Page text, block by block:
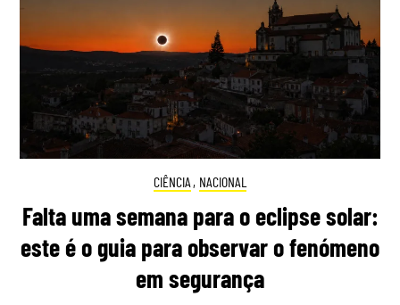
CIÊNCIA , NACIONAL
Falta uma semana para o eclipse solar:
este é o guia para observar o fenómeno
em segurança